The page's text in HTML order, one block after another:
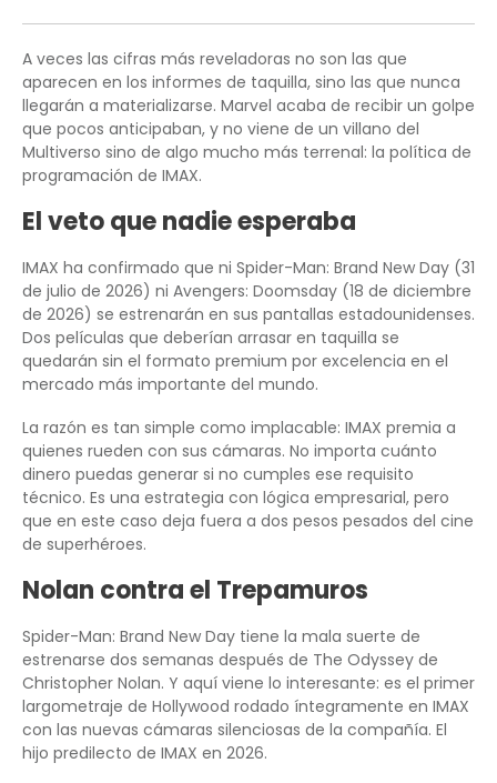
A veces las cifras más reveladoras no son las que
aparecen en los informes de taquilla, sino las que nunca
llegarán a materializarse. Marvel acaba de recibir un golpe
que pocos anticipaban, y no viene de un villano del
Multiverso sino de algo mucho más terrenal: la política de
programación de IMAX.
El veto que nadie esperaba
IMAX ha confirmado que ni Spider-Man: Brand New Day (31
de julio de 2026) ni Avengers: Doomsday (18 de diciembre
de 2026) se estrenarán en sus pantallas estadounidenses.
Dos películas que deberían arrasar en taquilla se
quedarán sin el formato premium por excelencia en el
mercado más importante del mundo.
La razón es tan simple como implacable: IMAX premia a
quienes rueden con sus cámaras. No importa cuánto
dinero puedas generar si no cumples ese requisito
técnico. Es una estrategia con lógica empresarial, pero
que en este caso deja fuera a dos pesos pesados del cine
de superhéroes.
Nolan contra el Trepamuros
Spider-Man: Brand New Day tiene la mala suerte de
estrenarse dos semanas después de The Odyssey de
Christopher Nolan. Y aquí viene lo interesante: es el primer
largometraje de Hollywood rodado íntegramente en IMAX
con las nuevas cámaras silenciosas de la compañía. El
hijo predilecto de IMAX en 2026.